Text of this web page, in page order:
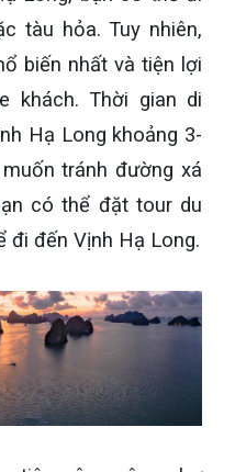
tàu hỏa. Tuy nhiên,
biến nhất và tiện lợi
khách. Thời gian di
Hạ Long khoảng 3-
tránh đường xá
có thể đặt tour du
đi đến Vịnh Hạ Long.